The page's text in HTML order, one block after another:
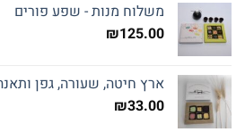
משלוח מנות - שפע פורים
₪125.00
ארץ חיטה, שעורה, גפן
₪33.00